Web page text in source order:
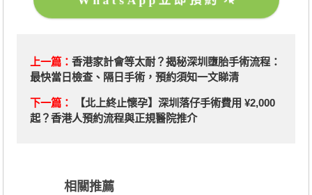
上一篇： 香港家計會等太耐？揭秘深圳墮胎手術流程：
最快當日檢查、隔日手術，預約須知一文睇清
下一篇：
【北上終止懷孕】深圳落仔手術費用 ¥2,000
起？香港人預約流程與正規醫院推介
相關推薦